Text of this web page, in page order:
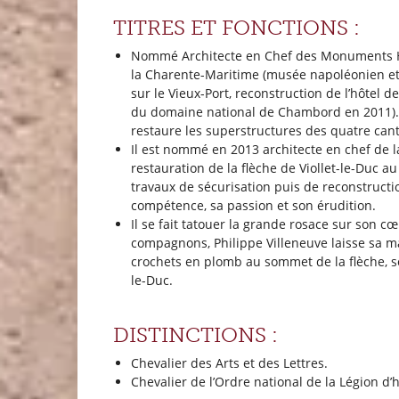
TITRES ET FONCTIONS :
Nommé Architecte en Chef des
la Charente-Maritime (musée napoléonien
sur le Vieux-Port, reconstruction de l’hôtel
du domaine national de Chambord en
restaure les superstructures des quatre
Il est nommé en 2013 architecte en chef de
restauration de la flèche de Viollet-le-Duc
travaux de sécurisation puis de
compétence, sa passion et son érudition.
Il se fait tatouer la grande rosace sur son
compagnons, Philippe Villeneuve laisse sa
crochets en plomb au sommet de la flèche,
le-Duc.
DISTINCTIONS :
Chevalier des Arts et des Lettres.
Chevalier de l’Ordre national de la Légion